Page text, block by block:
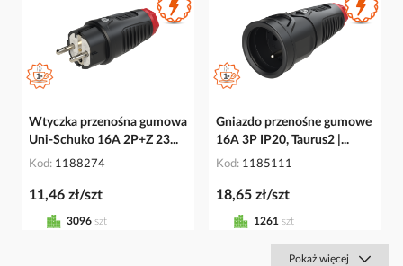
Wtyczka przenośna gumowa
Uni-Schuko 16A 2P+Z 23...
Kod 1188274
11,46 zł/szt
3096 szt
Gniazdo przenośne gumowe
16A 3P IP20, Taurus2 |...
Kod 1185111
18,65 zł/szt
1261 szt
Pokaż więcej